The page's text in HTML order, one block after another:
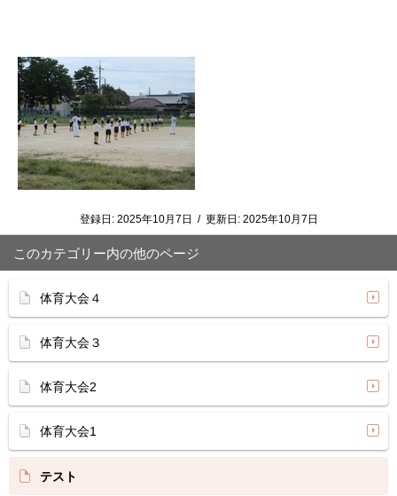
登録日: 2025年10月7日 / 更新日: 2025年10月7日
このカテゴリー内の他のページ
体育大会４
体育大会３
体育大会2
体育大会1
テスト